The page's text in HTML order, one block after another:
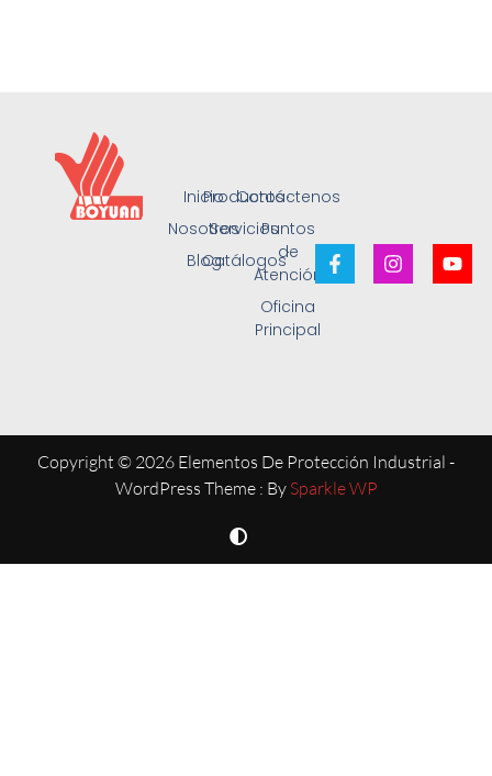
Inicio
Nosotros
Blog
Productos
Servicios
Catálogos
Contáctenos
Puntos
de
Atención
Oficina
Principal
Copyright © 2026 Elementos De Protección Industrial -
WordPress Theme : By Sparkle WP